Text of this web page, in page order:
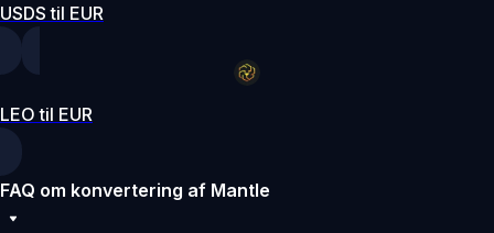
USDS til EUR
LEO til EUR
FAQ om konvertering af Mantle